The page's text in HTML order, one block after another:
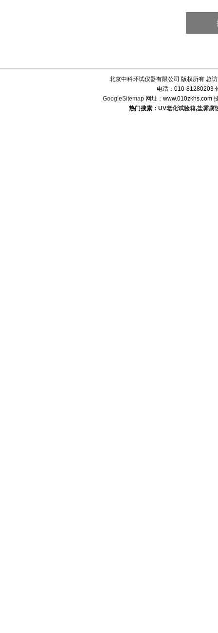
北京中科环试仪器有限公司 版权所有 总
电话：010-81280203
GoogleSitemap 网址：www.010zkhs.com
热门搜索： UV老化试验箱,盐雾腐